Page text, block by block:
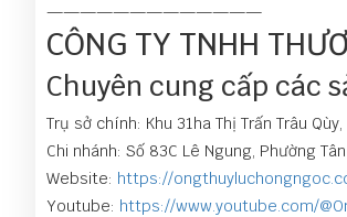
—————————————
CÔNG TY TNHH
Chuyên cung cấp các
Trụ sở chính: Khu 31ha Thị Trấn Trâu Qùy,
Chi nhánh: Số 83C Lê Ngung, Phường
Website: https://
Youtube: https://www.youtube.com/